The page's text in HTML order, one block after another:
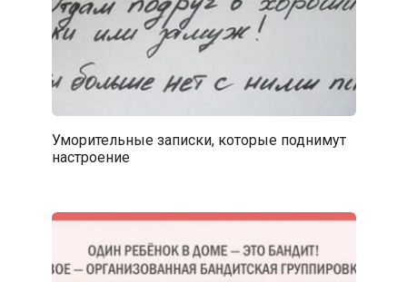
Уморительные записки, которые поднимут
настроение